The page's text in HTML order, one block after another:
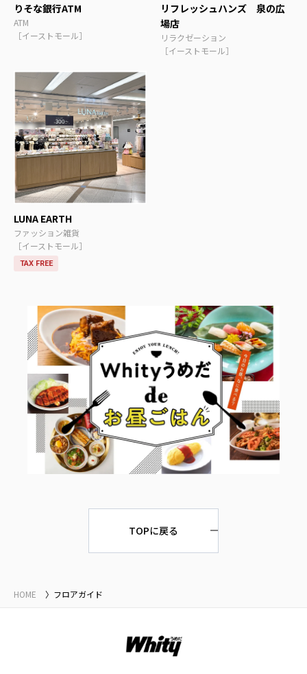
りそな銀行ATM
ATM
［イーストモール］
リフレッシュハンズ 泉の広
場店
リラクゼーション
［イーストモール］
LUNA EARTH
ファッション雑貨
［イーストモール］
TAX FREE
TOPに戻る
HOME フロアガイド